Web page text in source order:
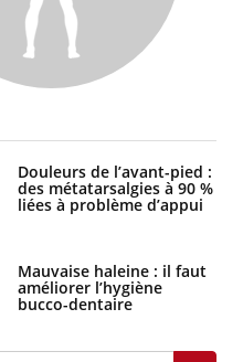
Douleurs de l’avant-pied :
des métatarsalgies à 90 %
liées à problème d’appui
Mauvaise haleine : il faut
améliorer l’hygiène
bucco-dentaire